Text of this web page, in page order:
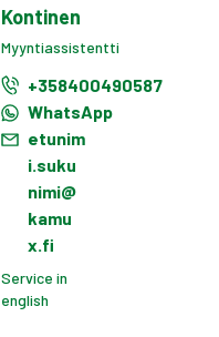
Kontinen
Myyntiassistentti
+358400490587
WhatsApp
etunim
i.suku
nimi@
kamu
x.fi
Service in
english